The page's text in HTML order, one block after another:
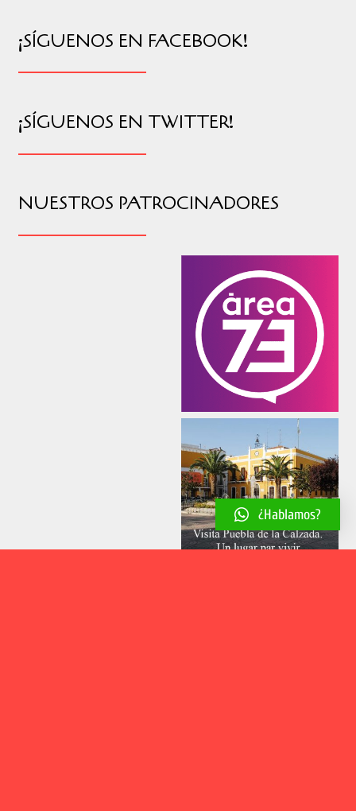
¡SÍGUENOS EN FACEBOOK!
¡SÍGUENOS EN TWITTER!
NUESTROS PATROCINADORES
¿Hablamos?